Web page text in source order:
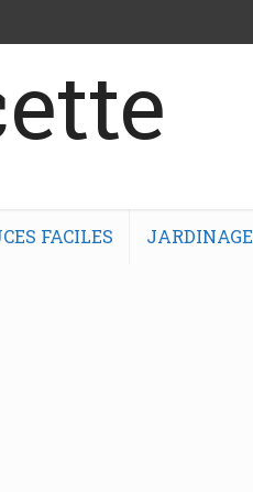
FACILES JARDINAGE